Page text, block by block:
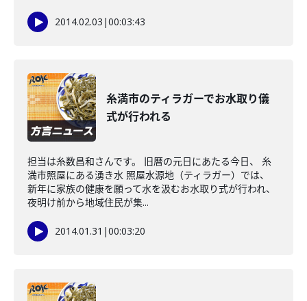
2014.02.03 |00:03:43
糸満市のティラガーでお水取り儀
式が行われる
担当は糸数昌和さんです。 旧暦の元日にあたる今日、 糸
満市照屋にある湧き水 照屋水源地（ティラガー）では、
新年に家族の健康を願って水を汲むお水取り式が行われ、
夜明け前から地域住民が集...
2014.01.31 |00:03:20